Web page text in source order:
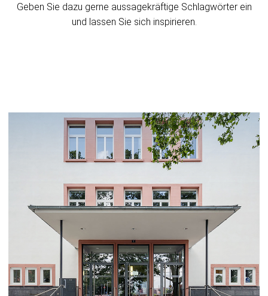
Geben Sie dazu gerne aussagekräftige Schlagwörter ein
und lassen Sie sich inspirieren.